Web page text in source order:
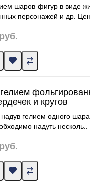
шаров-фигур в виде
персонажей и др.
и кругов
надув гелием одного
надуть несколь..